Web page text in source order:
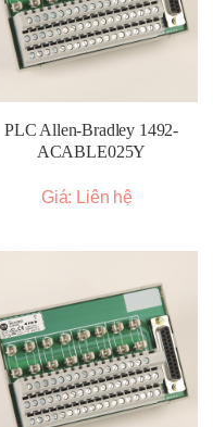
PLC Allen-Bradley 1492-
ACABLE025Y
Giá: Liên hệ